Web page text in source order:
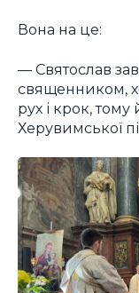
Вона на це:
— Святослав
священником,
рух і крок,
Херувимської